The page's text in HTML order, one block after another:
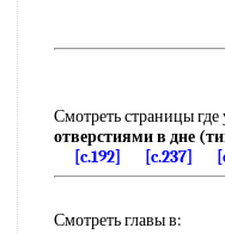
Смотреть страницы
отверстиями в дне
[c.192]
[c.237]
Смотреть главы в: